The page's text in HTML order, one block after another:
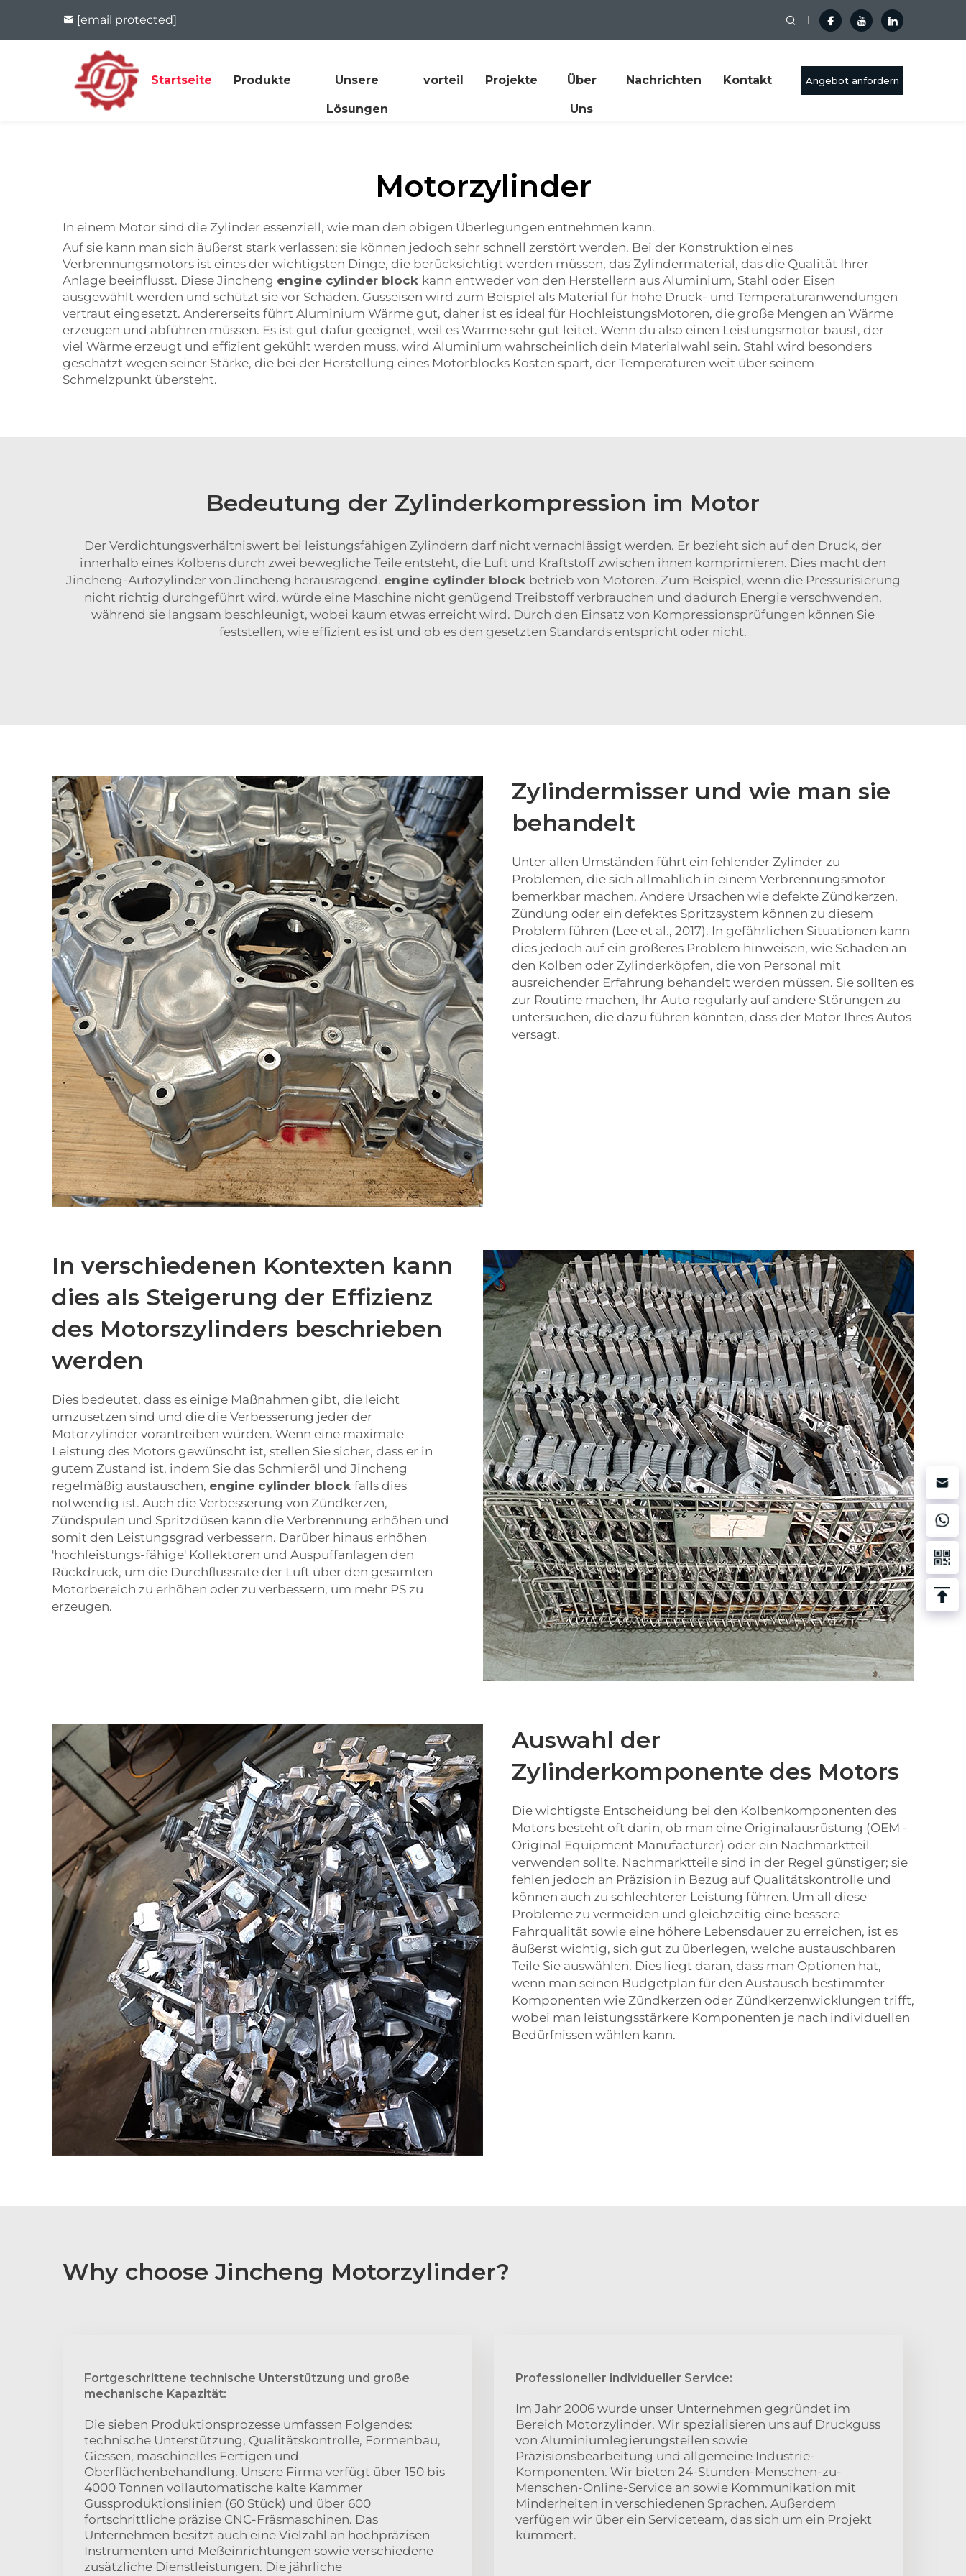
[email protected]
Startseite Produkte Unsere
Lösungen
vorteil Projekte Über
Uns
Nachrichten Kontakt Angebot anfordern
Motorzylinder
In einem Motor sind die Zylinder essenziell, wie man den obigen Überlegungen entnehmen kann.
Auf sie kann man sich äußerst stark verlassen; sie können jedoch sehr schnell zerstört werden. Bei der Konstruktion eines
Verbrennungsmotors ist eines der wichtigsten Dinge, die berücksichtigt werden müssen, das Zylindermaterial, das die Qualität Ihrer
Anlage beeinflusst. Diese Jincheng engine cylinder block kann entweder von den Herstellern aus Aluminium, Stahl oder Eisen
ausgewählt werden und schützt sie vor Schäden. Gusseisen wird zum Beispiel als Material für hohe Druck- und Temperaturanwendungen
vertraut eingesetzt. Andererseits führt Aluminium Wärme gut, daher ist es ideal für HochleistungsMotoren, die große Mengen an Wärme
erzeugen und abführen müssen. Es ist gut dafür geeignet, weil es Wärme sehr gut leitet. Wenn du also einen Leistungsmotor baust, der
viel Wärme erzeugt und effizient gekühlt werden muss, wird Aluminium wahrscheinlich dein Materialwahl sein. Stahl wird besonders
geschätzt wegen seiner Stärke, die bei der Herstellung eines Motorblocks Kosten spart, der Temperaturen weit über seinem
Schmelzpunkt übersteht.
Bedeutung der Zylinderkompression im Motor
Der Verdichtungsverhältniswert bei leistungsfähigen Zylindern darf nicht vernachlässigt werden. Er bezieht sich auf den Druck, der
innerhalb eines Kolbens durch zwei bewegliche Teile entsteht, die Luft und Kraftstoff zwischen ihnen komprimieren. Dies macht den
Jincheng-Autozylinder von Jincheng herausragend. engine cylinder block betrieb von Motoren. Zum Beispiel, wenn die Pressurisierung
nicht richtig durchgeführt wird, würde eine Maschine nicht genügend Treibstoff verbrauchen und dadurch Energie verschwenden,
während sie langsam beschleunigt, wobei kaum etwas erreicht wird. Durch den Einsatz von Kompressionsprüfungen können Sie
feststellen, wie effizient es ist und ob es den gesetzten Standards entspricht oder nicht.
Zylindermisser und wie man sie
behandelt
Unter allen Umständen führt ein fehlender Zylinder zu
Problemen, die sich allmählich in einem Verbrennungsmotor
bemerkbar machen. Andere Ursachen wie defekte Zündkerzen,
Zündung oder ein defektes Spritzsystem können zu diesem
Problem führen (Lee et al., 2017). In gefährlichen Situationen kann
dies jedoch auf ein größeres Problem hinweisen, wie Schäden an
den Kolben oder Zylinderköpfen, die von Personal mit
ausreichender Erfahrung behandelt werden müssen. Sie sollten es
zur Routine machen, Ihr Auto regularly auf andere Störungen zu
untersuchen, die dazu führen könnten, dass der Motor Ihres Autos
versagt.
In verschiedenen Kontexten kann
dies als Steigerung der Effizienz
des Motorszylinders beschrieben
werden
Dies bedeutet, dass es einige Maßnahmen gibt, die leicht
umzusetzen sind und die die Verbesserung jeder der
Motorzylinder vorantreiben würden. Wenn eine maximale
Leistung des Motors gewünscht ist, stellen Sie sicher, dass er in
gutem Zustand ist, indem Sie das Schmieröl und Jincheng
regelmäßig austauschen, engine cylinder block falls dies
notwendig ist. Auch die Verbesserung von Zündkerzen,
Zündspulen und Spritzdüsen kann die Verbrennung erhöhen und
somit den Leistungsgrad verbessern. Darüber hinaus erhöhen
'hochleistungs-fähige' Kollektoren und Auspuffanlagen den
Rückdruck, um die Durchflussrate der Luft über den gesamten
Motorbereich zu erhöhen oder zu verbessern, um mehr PS zu
erzeugen.
Auswahl der
Zylinderkomponente des Motors
Die wichtigste Entscheidung bei den Kolbenkomponenten des
Motors besteht oft darin, ob man eine Originalausrüstung (OEM -
Original Equipment Manufacturer) oder ein Nachmarktteil
verwenden sollte. Nachmarktteile sind in der Regel günstiger; sie
fehlen jedoch an Präzision in Bezug auf Qualitätskontrolle und
können auch zu schlechterer Leistung führen. Um all diese
Probleme zu vermeiden und gleichzeitig eine bessere
Fahrqualität sowie eine höhere Lebensdauer zu erreichen, ist es
äußerst wichtig, sich gut zu überlegen, welche austauschbaren
Teile Sie auswählen. Dies liegt daran, dass man Optionen hat,
wenn man seinen Budgetplan für den Austausch bestimmter
Komponenten wie Zündkerzen oder Zündkerzenwicklungen trifft,
wobei man leistungsstärkere Komponenten je nach individuellen
Bedürfnissen wählen kann.
Why choose Jincheng Motorzylinder?
Fortgeschrittene technische Unterstützung und große
mechanische Kapazität:
Die sieben Produktionsprozesse umfassen Folgendes:
technische Unterstützung, Qualitätskontrolle, Formenbau,
Giessen, maschinelles Fertigen und
Oberflächenbehandlung. Unsere Firma verfügt über 150 bis
4000 Tonnen vollautomatische kalte Kammer
Gussproduktionslinien (60 Stück) und über 600
fortschrittliche präzise CNC-Fräsmaschinen. Das
Unternehmen besitzt auch eine Vielzahl an hochpräzisen
Instrumenten und Meßeinrichtungen sowie verschiedene
zusätzliche Dienstleistungen. Die jährliche
Professioneller individueller Service:
Im Jahr 2006 wurde unser Unternehmen gegründet im
Bereich Motorzylinder. Wir spezialisieren uns auf Druckguss
von Aluminiumlegierungsteilen sowie
Präzisionsbearbeitung und allgemeine Industrie-
Komponenten. Wir bieten 24-Stunden-Menschen-zu-
Menschen-Online-Service an sowie Kommunikation mit
Minderheiten in verschiedenen Sprachen. Außerdem
verfügen wir über ein Serviceteam, das sich um ein Projekt
kümmert.